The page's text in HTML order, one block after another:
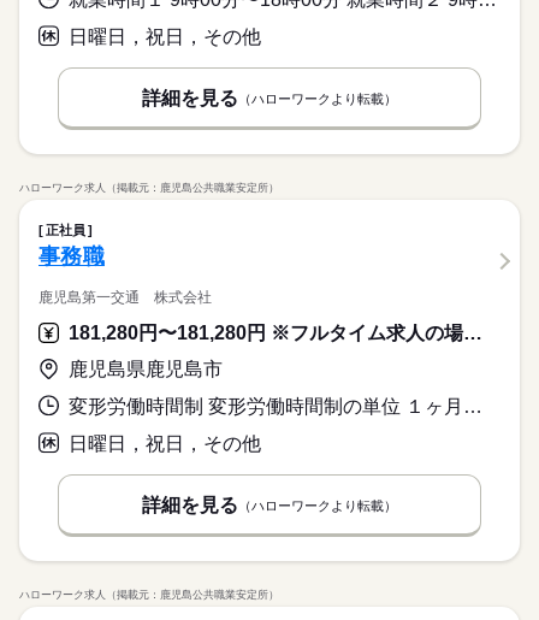
日曜日，祝日，その他
詳細を見る （ハローワークより転載）
ハローワーク求人（掲載元：鹿児島公共職業安定所）
正社員
事務職
鹿児島第一交通 株式会社
181,280円〜181,280円 ※フルタイム求人の場合は月額（換算額）、パート求人の場合は時間額を表示しています。
鹿児島県鹿児島市
変形労働時間制 変形労働時間制の単位 １ヶ月単位 就業時間１ 8時00分〜17時00分
日曜日，祝日，その他
詳細を見る （ハローワークより転載）
ハローワーク求人（掲載元：鹿児島公共職業安定所）